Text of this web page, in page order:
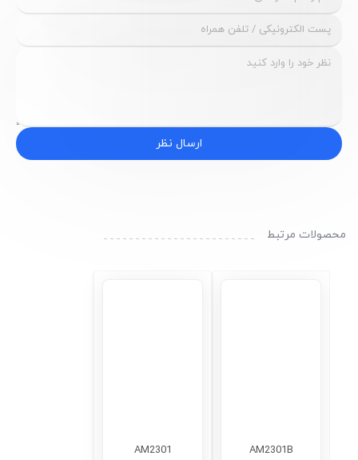
ارسال نظر
محصولات مرتبط
AM2301B
AM2301